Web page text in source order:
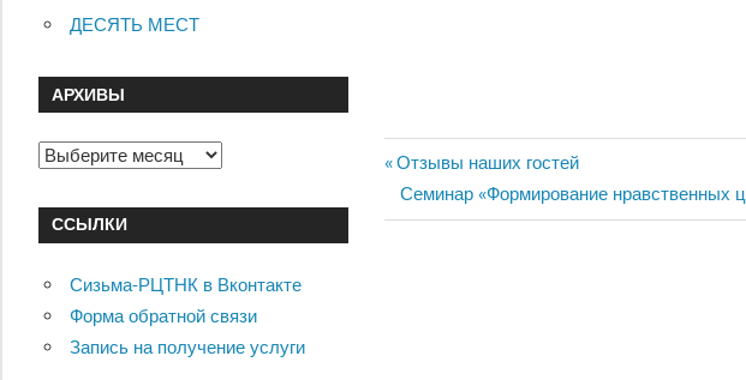
Навигация
по
Предыдущий:
Отзывы наших гостей
Следующий:
Семинар «Формирование нравственных
ДЕСЯТЬ МЕСТ
АРХИВЫ
Архивы
ССЫЛКИ
Сизьма-РЦТНК в Вконтакте
Форма обратной связи
Запись на получение услуги